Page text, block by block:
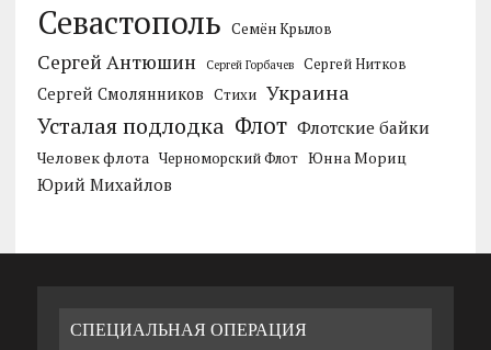
Севастополь Семён Крылов
Сергей Антюшин Сергей Горбачев Сергей Нитков
Сергей Смолянников Стихи Украина
Усталая подлодка Флот Флотские байки
Человек флота Черноморский Флот Юнна Мориц
Юрий Михайлов
СПЕЦИАЛЬНАЯ ОПЕРАЦИЯ